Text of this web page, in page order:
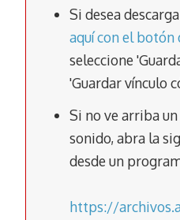
b
o
o
k
s
A
p
p
gr
a
m
Si desea
aquí con el botón
seleccione
'Guardar vínculo
Si no ve arriba
sonido, abra la
desde un
https://